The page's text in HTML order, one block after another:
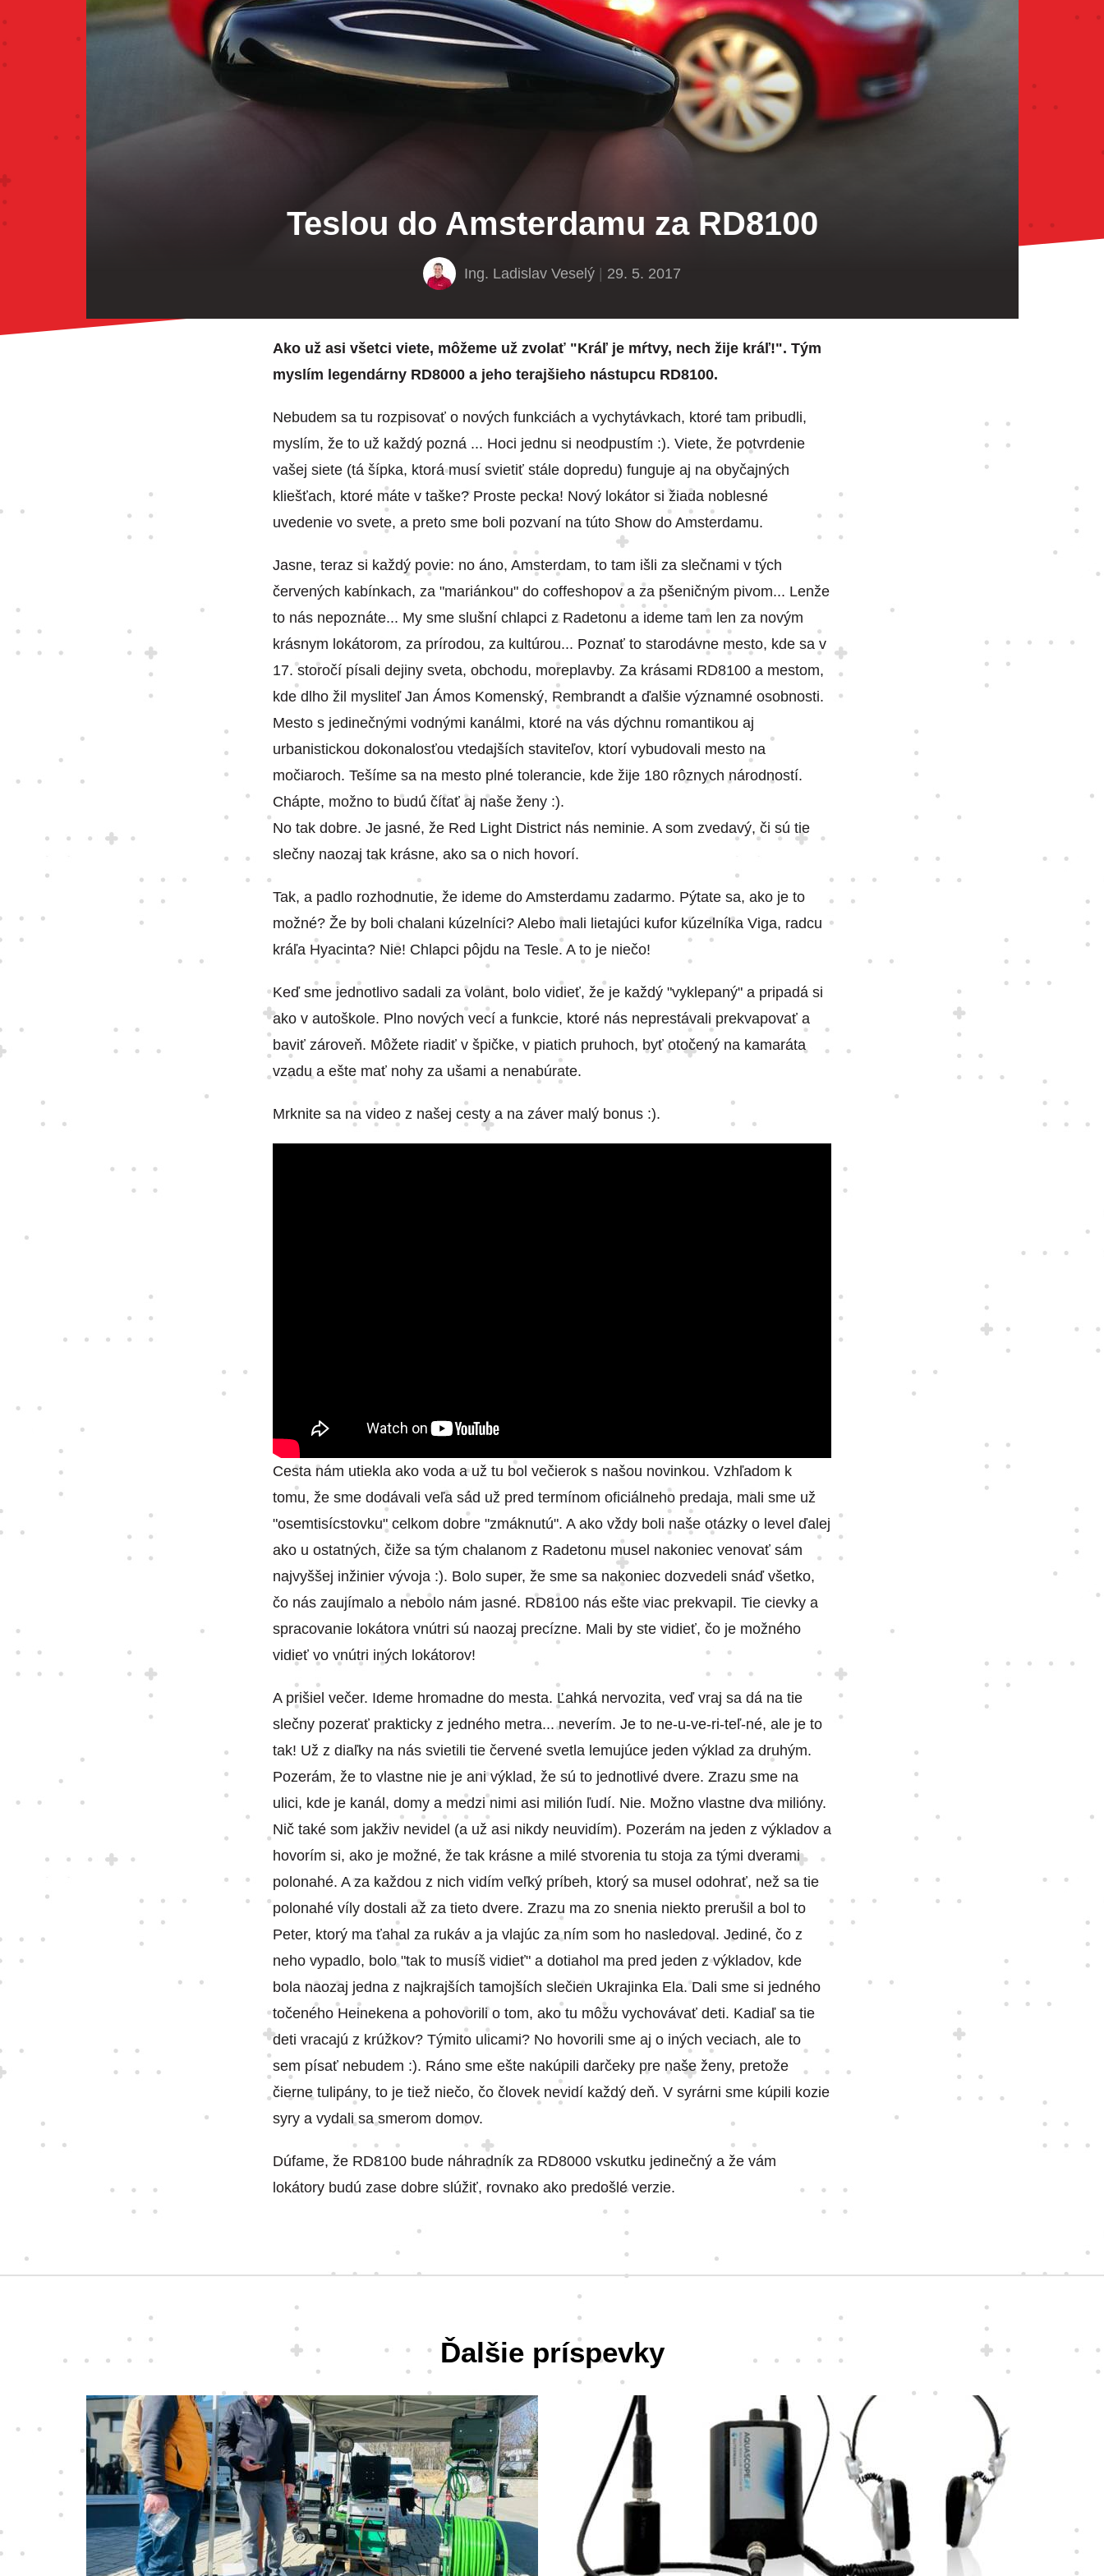
Teslou do Amsterdamu za RD8100
Ing. Ladislav Veselý 29. 5. 2017
Ako už asi všetci viete, môžeme už zvolať "Kráľ je mŕtvy, nech žije kráľ!". Tým
myslím legendárny RD8000 a jeho terajšieho nástupcu RD8100.
Nebudem sa tu rozpisovať o nových funkciách a vychytávkach, ktoré tam pribudli,
myslím, že to už každý pozná ... Hoci jednu si neodpustím :). Viete, že potvrdenie
vašej siete (tá šípka, ktorá musí svietiť stále dopredu) funguje aj na obyčajných
kliešťach, ktoré máte v taške? Proste pecka! Nový lokátor si žiada noblesné
uvedenie vo svete, a preto sme boli pozvaní na túto Show do Amsterdamu.
Jasne, teraz si každý povie: no áno, Amsterdam, to tam išli za slečnami v tých
červených kabínkach, za "mariánkou" do coffeshopov a za pšeničným pivom... Lenže
to nás nepoznáte... My sme slušní chlapci z Radetonu a ideme tam len za novým
krásnym lokátorom, za prírodou, za kultúrou... Poznať to starodávne mesto, kde sa v
17. storočí písali dejiny sveta, obchodu, moreplavby. Za krásami RD8100 a mestom,
kde dlho žil mysliteľ Jan Ámos Komenský, Rembrandt a ďalšie významné osobnosti.
Mesto s jedinečnými vodnými kanálmi, ktoré na vás dýchnu romantikou aj
urbanistickou dokonalosťou vtedajších staviteľov, ktorí vybudovali mesto na
močiaroch. Tešíme sa na mesto plné tolerancie, kde žije 180 rôznych národností.
Chápte, možno to budú čítať aj naše ženy :).
No tak dobre. Je jasné, že Red Light District nás neminie. A som zvedavý, či sú tie
slečny naozaj tak krásne, ako sa o nich hovorí.
Tak, a padlo rozhodnutie, že ideme do Amsterdamu zadarmo. Pýtate sa, ako je to
možné? Že by boli chalani kúzelníci? Alebo mali lietajúci kufor kúzelníka Viga, radcu
kráľa Hyacinta? Nie! Chlapci pôjdu na Tesle. A to je niečo!
Keď sme jednotlivo sadali za volant, bolo vidieť, že je každý "vyklepaný" a pripadá si
ako v autoškole. Plno nových vecí a funkcie, ktoré nás neprestávali prekvapovať a
baviť zároveň. Môžete riadiť v špičke, v piatich pruhoch, byť otočený na kamaráta
vzadu a ešte mať nohy za ušami a nenabúrate.
Mrknite sa na video z našej cesty a na záver malý bonus :).
Cesta nám utiekla ako voda a už tu bol večierok s našou novinkou. Vzhľadom k
tomu, že sme dodávali veľa sád už pred termínom oficiálneho predaja, mali sme už
"osemtisícstovku" celkom dobre "zmáknutú". A ako vždy boli naše otázky o level ďalej
ako u ostatných, čiže sa tým chalanom z Radetonu musel nakoniec venovať sám
najvyššej inžinier vývoja :). Bolo super, že sme sa nakoniec dozvedeli snáď všetko,
čo nás zaujímalo a nebolo nám jasné. RD8100 nás ešte viac prekvapil. Tie cievky a
spracovanie lokátora vnútri sú naozaj precízne. Mali by ste vidieť, čo je možného
vidieť vo vnútri iných lokátorov!
A prišiel večer. Ideme hromadne do mesta. Ľahká nervozita, veď vraj sa dá na tie
slečny pozerať prakticky z jedného metra... neverím. Je to ne-u-ve-ri-teľ-né, ale je to
tak! Už z diaľky na nás svietili tie červené svetla lemujúce jeden výklad za druhým.
Pozerám, že to vlastne nie je ani výklad, že sú to jednotlivé dvere. Zrazu sme na
ulici, kde je kanál, domy a medzi nimi asi milión ľudí. Nie. Možno vlastne dva milióny.
Nič také som jakživ nevidel (a už asi nikdy neuvidím). Pozerám na jeden z výkladov a
hovorím si, ako je možné, že tak krásne a milé stvorenia tu stoja za tými dverami
polonahé. A za každou z nich vidím veľký príbeh, ktorý sa musel odohrať, než sa tie
polonahé víly dostali až za tieto dvere. Zrazu ma zo snenia niekto prerušil a bol to
Peter, ktorý ma ťahal za rukáv a ja vlajúc za ním som ho nasledoval. Jediné, čo z
neho vypadlo, bolo "tak to musíš vidieť" a dotiahol ma pred jeden z výkladov, kde
bola naozaj jedna z najkrajších tamojších slečien Ukrajinka Ela. Dali sme si jedného
točeného Heinekena a pohovorili o tom, ako tu môžu vychovávať deti. Kadiaľ sa tie
deti vracajú z krúžkov? Týmito ulicami? No hovorili sme aj o iných veciach, ale to
sem písať nebudem :). Ráno sme ešte nakúpili darčeky pre naše ženy, pretože
čierne tulipány, to je tiež niečo, čo človek nevidí každý deň. V syrárni sme kúpili kozie
syry a vydali sa smerom domov.
Dúfame, že RD8100 bude náhradník za RD8000 vskutku jedinečný a že vám
lokátory budú zase dobre slúžiť, rovnako ako predošlé verzie.
Ďalšie príspevky